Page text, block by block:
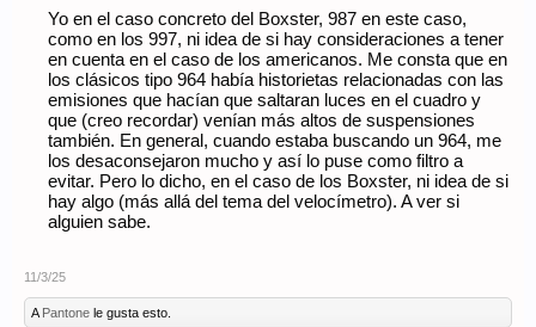
Yo en el caso concreto del Boxster, 987 en este caso,
como en los 997, ni idea de si hay consideraciones a tener
en cuenta en el caso de los americanos. Me consta que en
los clásicos tipo 964 había historietas relacionadas con las
emisiones que hacían que saltaran luces en el cuadro y
que (creo recordar) venían más altos de suspensiones
también. En general, cuando estaba buscando un 964, me
los desaconsejaron mucho y así lo puse como filtro a
evitar. Pero lo dicho, en el caso de los Boxster, ni idea de si
hay algo (más allá del tema del velocímetro). A ver si
alguien sabe.
11/3/25
A Pantone le gusta esto.